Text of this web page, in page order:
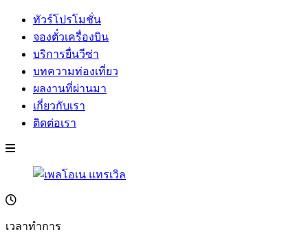
ทัวร์โปรโมชั่น
จองตั๋วเครื่องบิน
บริการยื่นวีซ่า
บทความท่องเที่ยว
ผลงานที่ผ่านมา
เกี่ยวกับเรา
ติดต่อเรา
เวลาทำการ